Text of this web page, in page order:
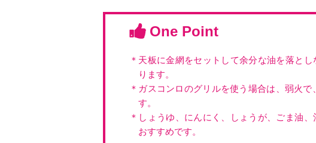
One Point
＊天板に金網をセットして余分な油を落と
ります。
＊ガスコンロのグリルを使う場合は、弱火
す。
＊しょうゆ、にんにく、しょうが、ごま油
おすすめです。